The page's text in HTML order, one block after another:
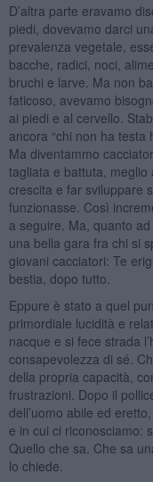
D’altra parte eravamo
piedi, dovevamo darci
prevalenza vegetale,
bacche, radici, noci,
bruchi e larve. Ma non
faticoso, avevamo
ai piedi e al cervello.
ancora “chi non ha testa
Ma diventammo
tagliata e battuta,
crescita e far sviluppare
funzionasse. Così
a seguire. Ma, quanto
una bella gara fra chi si
giovani cacciatori: Te
bestia, dopo tutto.
Eppure è stato a quel
primordiale lucidità e
nacque e si fece strada
consapevolezza di sé.
della propria capacità,
frustrazioni. Dopo il
dell’uomo abile ed
e in cui ci riconosciamo:
Quello che sa. Che sa
lo chiede.